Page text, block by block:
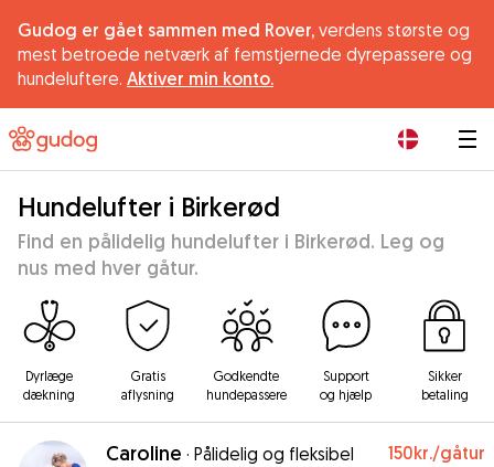
Gudog er gået sammen med Rover, verdens største og
mest betroede netværk af femstjernede dyrepassere og
hundeluftere. Aktiver min konto.
Hundelufter i Birkerød
Find en pålidelig hundelufter i Birkerød. Leg og
nus med hver gåtur.
Dyrlæge
dækning
Gratis
aflysning
Godkendte
hundepassere
Support
og hjælp
Sikker
betaling
Caroline · Pålidelig og fleksibel
150kr./gåtur